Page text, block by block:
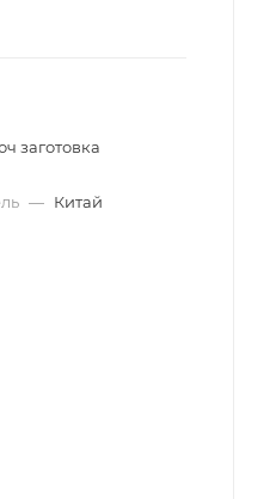
заготовка
— Китай